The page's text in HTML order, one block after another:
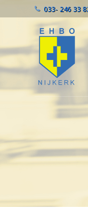
033- 246 33